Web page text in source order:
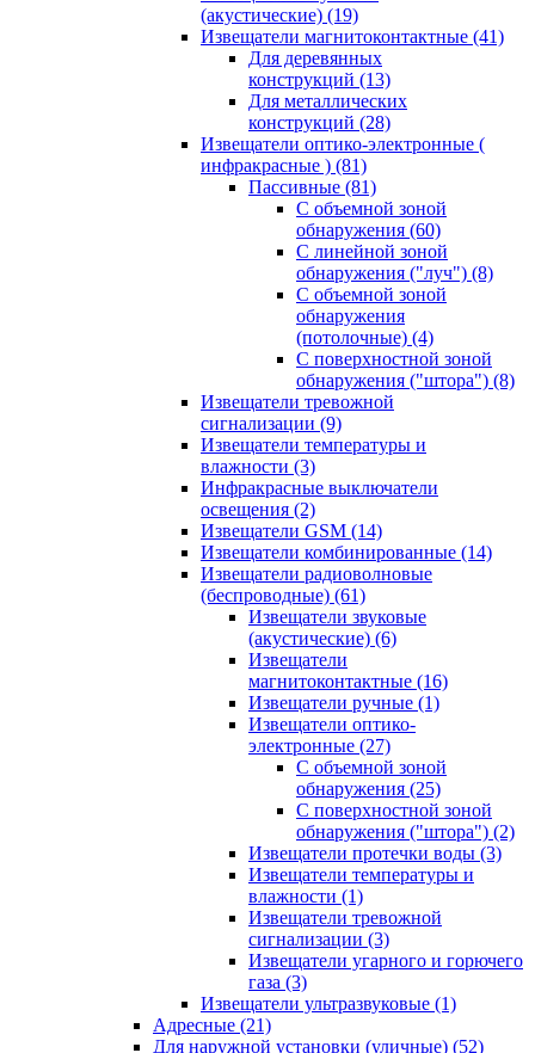
(акустические) (19)
Извещатели магнитоконтактные (41)
Для деревянных
конструкций (13)
Для металлических
конструкций (28)
Извещатели оптико-электронные (
инфракрасные ) (81)
Пассивные (81)
С объемной зоной
обнаружения (60)
С линейной зоной
обнаружения ("луч") (8)
С объемной зоной
обнаружения
(потолочные) (4)
С поверхностной зоной
обнаружения ("штора") (8)
Извещатели тревожной
сигнализации (9)
Извещатели температуры и
влажности (3)
Инфракрасные выключатели
освещения (2)
Извещатели GSM (14)
Извещатели комбинированные (14)
Извещатели радиоволновые
(беспроводные) (61)
Извещатели звуковые
(акустические) (6)
Извещатели
магнитоконтактные (16)
Извещатели ручные (1)
Извещатели оптико-
электронные (27)
С объемной зоной
обнаружения (25)
С поверхностной зоной
обнаружения ("штора") (2)
Извещатели протечки воды (3)
Извещатели температуры и
влажности (1)
Извещатели тревожной
сигнализации (3)
Извещатели угарного и горючего
газа (3)
Извещатели ультразвуковые (1)
Адресные (21)
Для наружной установки (уличные) (52)